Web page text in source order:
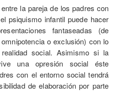
la pareja de los padres con
psiquismo infantil puede hacer
fantaseadas (de
o exclusión) con lo
social. Asimismo si la
una opresión social éste
con el entorno social tendrá
de elaboración por parte